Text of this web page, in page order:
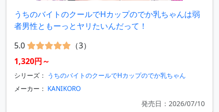
うちのバイトのクールでHカップのでか乳ちゃんは弱
者男性ともーっとヤリたいんだって！
5.0
（3）
1,320円～
シリーズ： うちのバイトのクールでHカップのでか乳ちゃん
メーカー： KANIKORO
発売日：2026/07/10